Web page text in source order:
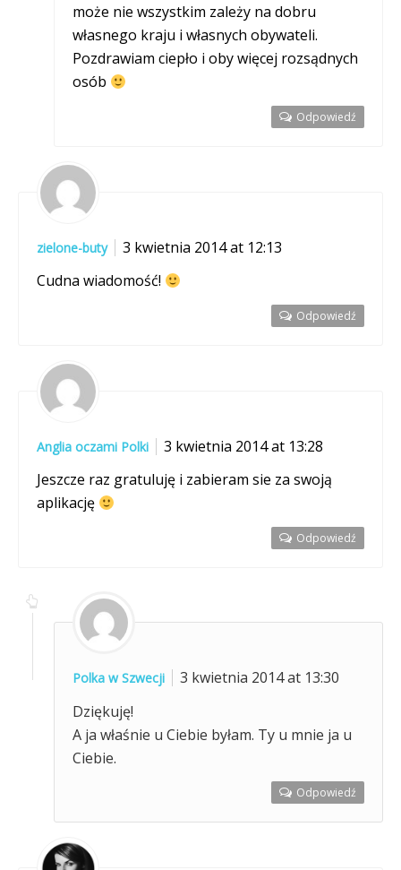
może nie wszystkim zależy na dobru
własnego kraju i własnych obywateli.
Pozdrawiam ciepło i oby więcej rozsądnych
osób
Odpowiedź
zielone-buty
3 kwietnia 2014 at 12:13
Cudna wiadomość!
Odpowiedź
Anglia oczami Polki
3 kwietnia 2014 at 13:28
Jeszcze raz gratuluję i zabieram sie za swoją
aplikację
Odpowiedź
Polka w Szwecji
3 kwietnia 2014 at 13:30
Dziękuję!
A ja właśnie u Ciebie byłam. Ty u mnie ja u
Ciebie.
Odpowiedź